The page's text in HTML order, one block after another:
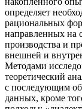
определяет
рациональных
направленных на
производства и
внешней и
Методами
теоретический
с последующим
данных, кроме